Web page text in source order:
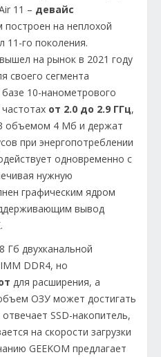
11 – девайс
построен на неплохой
11-го поколения.
на рынок в 2021 году
своего сегмента
базе 10-нанометрового
от 2.0 до 2.9 ГГц,
объемом 4 Мб и держат
при энергопотреблении
одновременно с
нужную
графическим ядром
вывод
Гб двухканальной
DDR4, но
для расширения, а
ОЗУ может достигать
SSD-накопитель,
на скорости загрузки
GEEKOM предлагает